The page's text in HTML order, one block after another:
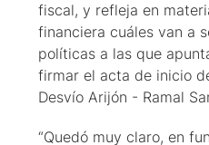
fiscal, y refleja en
financiera cuáles van a
políticas a las que
firmar el acta de inicio
Desvío Arijón - Ramal
“Quedó muy claro, en